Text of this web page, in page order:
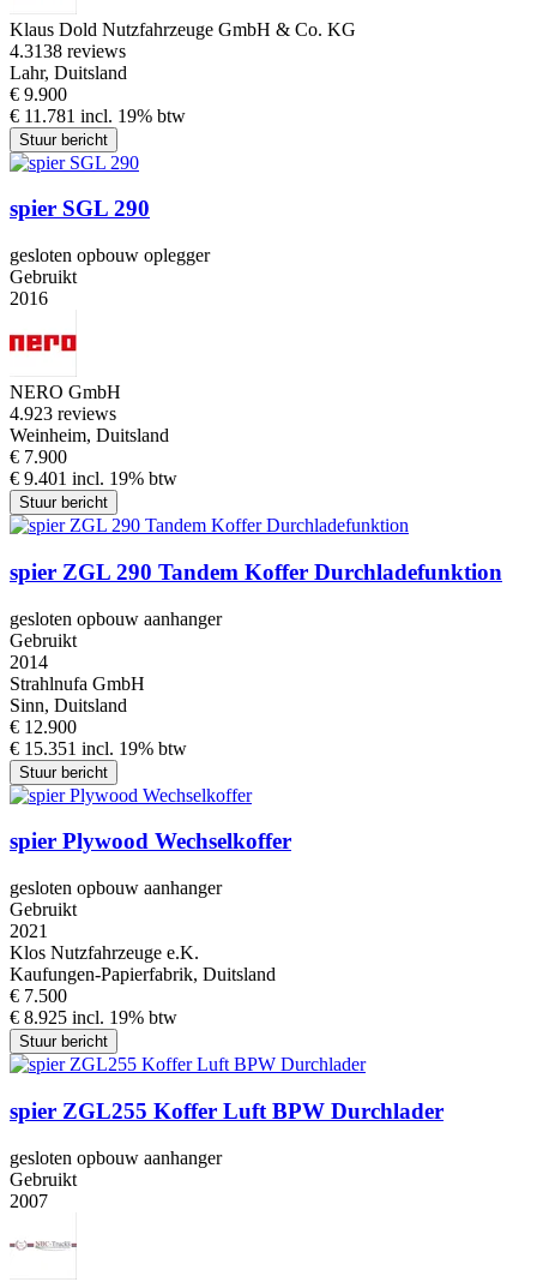
Klaus Dold Nutzfahrzeuge GmbH & Co. KG
4.3138 reviews
Lahr, Duitsland
€ 9.900
€ 11.781 incl. 19% btw
Stuur bericht
spier SGL 290
gesloten opbouw oplegger
Gebruikt
2016
NERO GmbH
4.923 reviews
Weinheim, Duitsland
€ 7.900
€ 9.401 incl. 19% btw
Stuur bericht
spier ZGL 290 Tandem Koffer Durchladefunktion
gesloten opbouw aanhanger
Gebruikt
2014
Strahlnufa GmbH
Sinn, Duitsland
€ 12.900
€ 15.351 incl. 19% btw
Stuur bericht
spier Plywood Wechselkoffer
gesloten opbouw aanhanger
Gebruikt
2021
Klos Nutzfahrzeuge e.K.
Kaufungen-Papierfabrik, Duitsland
€ 7.500
€ 8.925 incl. 19% btw
Stuur bericht
spier ZGL255 Koffer Luft BPW Durchlader
gesloten opbouw aanhanger
Gebruikt
2007